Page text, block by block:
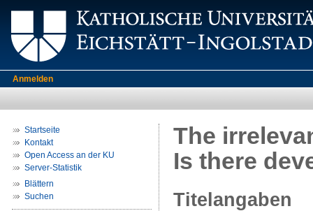
Anmelden
Startseite
Kontakt
Open Access an der KU
Server-Statistik
Blättern
Suchen
The
Is there
Titelangaben